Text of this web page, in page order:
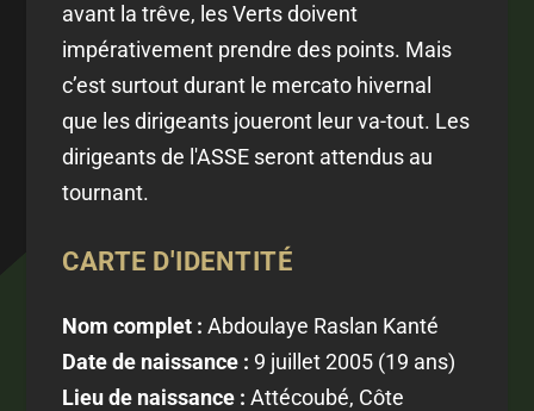
avant la trêve, les Verts doivent
impérativement prendre des points. Mais
c’est surtout durant le mercato hivernal
que les dirigeants joueront leur va-tout. Les
dirigeants de l'ASSE seront attendus au
tournant.
CARTE D'IDENTITÉ
Nom complet : Abdoulaye Raslan Kanté
Date de naissance : 9 juillet 2005 (19 ans)
Lieu de naissance : Attécoubé, Côte